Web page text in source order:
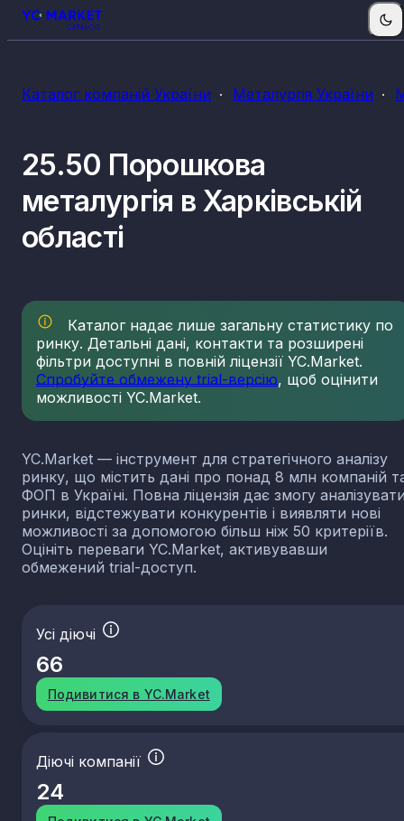
Каталог компаній України Металургія України
25.50 Порошкова
металургія в Харківській
області
Каталог надає лише загальну статистику по
ринку. Детальні дані, контакти та розширені
фільтри доступні в повній ліцензії YC.Market.
Спробуйте обмежену trial-версію, щоб оцінити
можливості YC.Market.
YC.Market — інструмент для стратегічного аналізу
ринку, що містить дані про понад 8 млн компаній
ФОП в Україні. Повна ліцензія дає змогу
ринки, відстежувати конкурентів і виявляти нові
можливості за допомогою більш ніж 50 критеріїв.
Оцініть переваги YC.Market, активувавши
обмежений trial-доступ.
Усі діючі
66
Подивитися в YC.Market
Діючі компанії
24